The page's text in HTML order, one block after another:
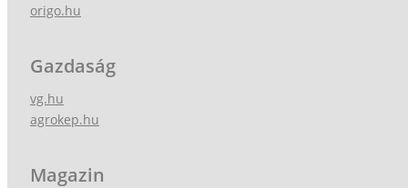
origo.hu
Gazdaság
vg.hu
agrokep.hu
Magazin